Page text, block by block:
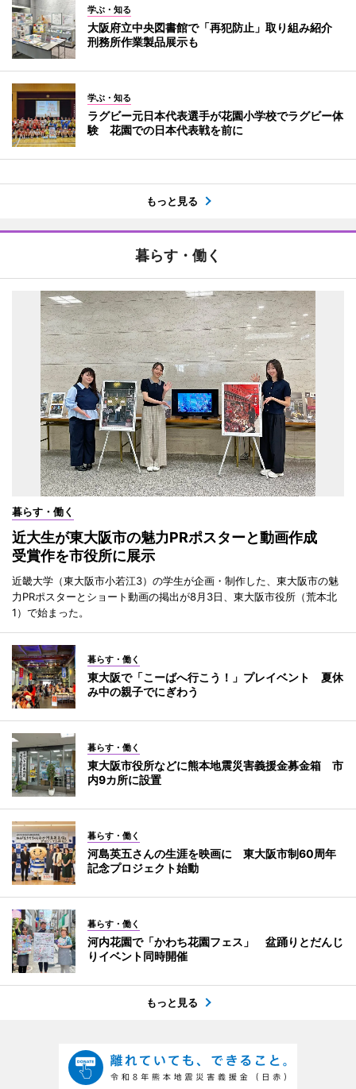
学ぶ・知る
大阪府立中央図書館で「再犯防止」取り組み紹介
刑務所作業製品展示も
学ぶ・知る
ラグビー元日本代表選手が花園小学校でラグビー体
験 花園での日本代表戦を前に
もっと見る
暮らす・働く
暮らす・働く
近大生が東大阪市の魅力PRポスターと動画作成
受賞作を市役所に展示
近畿大学（東大阪市小若江3）の学生が企画・制作した、東大阪市の魅
力PRポスターとショート動画の掲出が8月3日、東大阪市役所（荒本北
1）で始まった。
暮らす・働く
東大阪で「こーばへ行こう！」プレイベント 夏休
み中の親子でにぎわう
暮らす・働く
東大阪市役所などに熊本地震災害義援金募金箱 市
内9カ所に設置
暮らす・働く
河島英五さんの生涯を映画に 東大阪市制60周年
記念プロジェクト始動
暮らす・働く
河内花園で「かわち花園フェス」 盆踊りとだんじ
りイベント同時開催
もっと見る